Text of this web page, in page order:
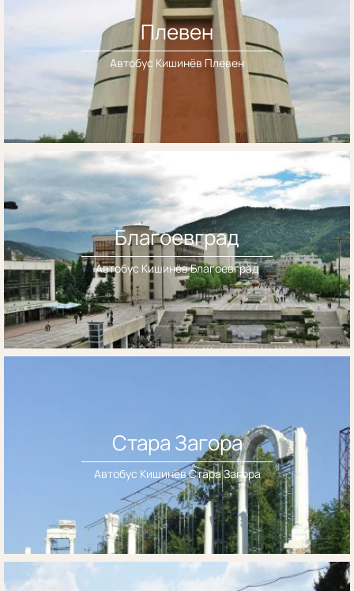
Плевен
Автобус Кишинёв Плевен
Благоевград
Автобус Кишинёв Благоевград
Стара Загора
Автобус Кишинёв Стара Загора